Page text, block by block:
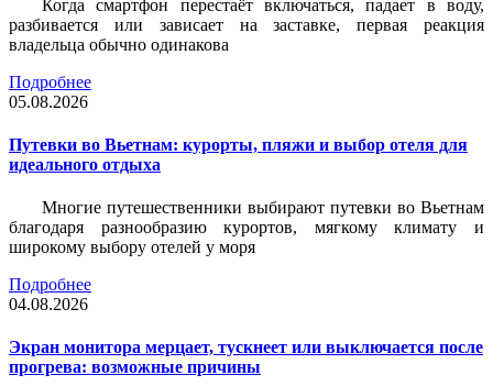
Когда смартфон перестаёт включаться, падает в воду,
разбивается или зависает на заставке, первая реакция
владельца обычно одинакова
Подробнее
05.08.2026
Путевки во Вьетнам: курорты, пляжи и выбор отеля для
идеального отдыха
Многие путешественники выбирают путевки во Вьетнам
благодаря разнообразию курортов, мягкому климату и
широкому выбору отелей у моря
Подробнее
04.08.2026
Экран монитора мерцает, тускнеет или выключается после
прогрева: возможные причины